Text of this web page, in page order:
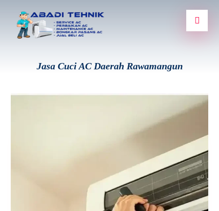
Jasa Cuci AC Daerah Rawamangun